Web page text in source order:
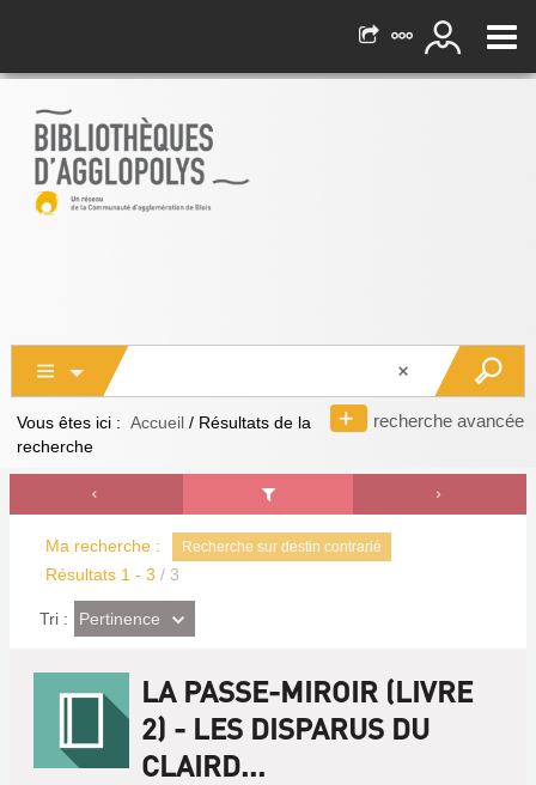
recherche avancée
Vous êtes ici : Accueil / Résultats de la
recherche
Ma recherche : Recherche sur destin contrarié
Résultats 1 - 3 / 3
Tri : (Effet
imédiat)
Pertinence
LA PASSE-MIROIR (LIVRE
2) - LES DISPARUS DU
CLAIRD...